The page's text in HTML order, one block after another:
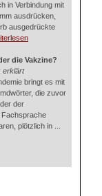
in Verbindung mit
ausdrücken,
ausgedrückte
die Vakzine?
erklärt
bringt es mit
die zuvor
der
Fachsprache
plötzlich in ...